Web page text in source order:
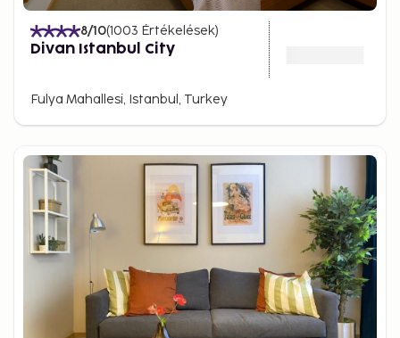
8/10(1003 Értékelések)
Divan Istanbul City
Fulya Mahallesi, Istanbul, Turkey